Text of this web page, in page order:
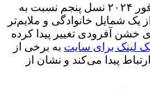
استایل و طراحی ظاهری تویوتا راوفور ۲۰۲۴ نسل پنجم نسبت به
یک شمایل خانوادگی و ملایم‌تر
آفرودی تغییر پیدا کرده
لینک برای سایت به برخی از
پیدا می‌کند و نشان از